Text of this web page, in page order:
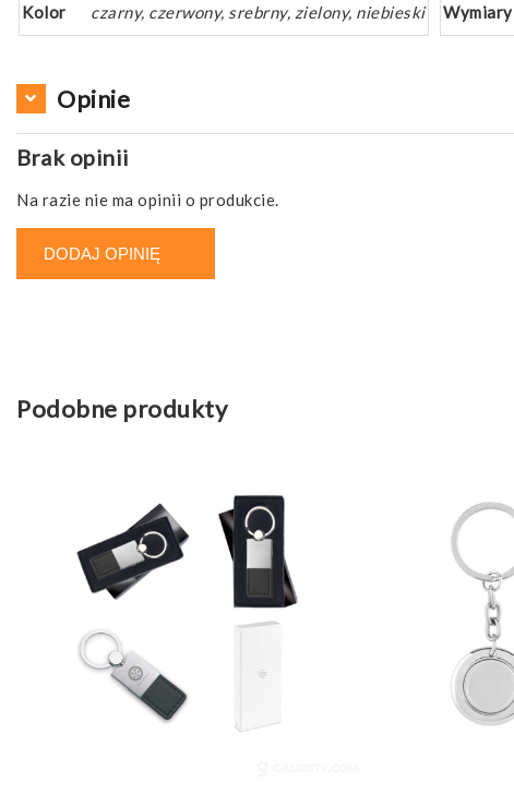
Kolor czarny, czerwony, srebrny, zielony, niebieski Wymiary
Opinie
Brak opinii
Na razie nie ma opinii o produkcie.
DODAJ OPINIĘ
Podobne produkty